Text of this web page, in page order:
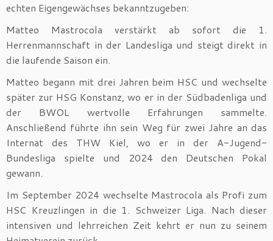
echten Eigengewächses bekanntzugeben:
Matteo Mastrocola verstärkt ab sofort die 1.
Herrenmannschaft in der Landesliga und steigt direkt in
die laufende Saison ein.
Matteo begann mit drei Jahren beim HSC und wechselte
später zur HSG Konstanz, wo er in der Südbadenliga und
der BWOL wertvolle Erfahrungen sammelte.
Anschließend führte ihn sein Weg für zwei Jahre an das
Internat des THW Kiel, wo er in der A-Jugend-
Bundesliga spielte und 2024 den Deutschen Pokal
gewann.
Im September 2024 wechselte Mastrocola als Profi zum
HSC Kreuzlingen in die 1. Schweizer Liga. Nach dieser
intensiven und lehrreichen Zeit kehrt er nun zu seinem